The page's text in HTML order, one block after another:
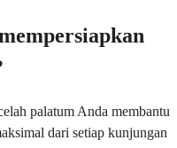
palatum Anda membantu
dari setiap kunjungan